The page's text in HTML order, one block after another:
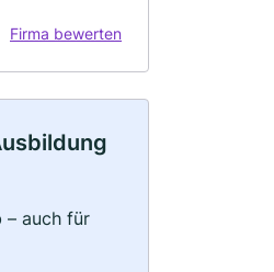
Firma bewerten
– auch für